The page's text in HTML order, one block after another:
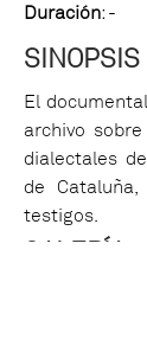
Duración: -
SINOPSIS
GALERÍA
El
archivo
dialectales
de
testigos.